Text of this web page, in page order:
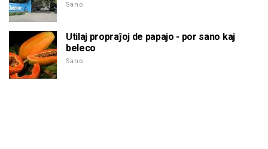
Sano
Utilaj propraĵoj de papajo - por sano kaj
beleco
Sano